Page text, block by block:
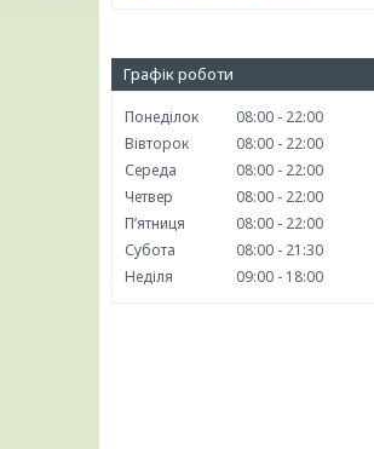
Графік роботи
Понеділок 08:00
22:00
Вівторок
08:00
22:00
Середа
08:00
22:00
Четвер
08:00
22:00
Пʼятниця
08:00
22:00
Субота
08:00
21:30
Неділя
09:00 18:00